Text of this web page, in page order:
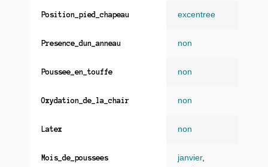
Position_pied_chapeau excentree
Presence_dun_anneau non
Poussee_en_touffe non
Oxydation_de_la_chair non
Latex non
Mois_de_poussees janvier,